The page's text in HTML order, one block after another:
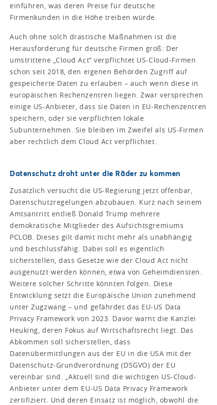
einführen, was deren Preise für deutsche
Firmenkunden in die Höhe treiben würde.
Auch ohne solch drastische Maßnahmen ist die
Herausforderung für deutsche Firmen groß: Der
umstrittene „Cloud Act“ verpflichtet US-Cloud-Firmen
schon seit 2018, den eigenen Behörden Zugriff auf
gespeicherte Daten zu erlauben – auch wenn diese in
europäischen Rechenzentren liegen. Zwar versprechen
einige US-Anbieter, dass sie Daten in EU-Rechenzentren
speichern, oder sie verpflichten lokale
Subunternehmen. Sie bleiben im Zweifel als US-Firmen
aber rechtlich dem Cloud Act verpflichtet.
Datenschutz droht unter die Räder zu kommen
Zusätzlich versucht die US-Regierung jetzt offenbar,
Datenschutzregelungen abzubauen. Kurz nach seinem
Amtsantritt entließ Donald Trump mehrere
demokratische Mitglieder des Aufsichtsgremiums
PCLOB. Dieses gilt damit nicht mehr als unabhängig
und beschlussfähig. Dabei soll es eigentlich
sicherstellen, dass Gesetze wie der Cloud Act nicht
ausgenutzt werden können, etwa von Geheimdiensten.
Weitere solcher Schritte könnten folgen. Diese
Entwicklung setzt die Europäische Union zunehmend
unter Zugzwang – und gefährdet das EU-US Data
Privacy Framework von 2023. Davor warnt die Kanzlei
Heuking, deren Fokus auf Wirtschaftsrecht liegt. Das
Abkommen soll sicherstellen, dass
Datenübermittlungen aus der EU in die USA mit der
Datenschutz-Grundverordnung (DSGVO) der EU
vereinbar sind. „Aktuell sind die wichtigen US-Cloud-
Anbieter unter dem EU-US Data Privacy Framework
zertifiziert. Und deren Einsatz ist möglich, obwohl die